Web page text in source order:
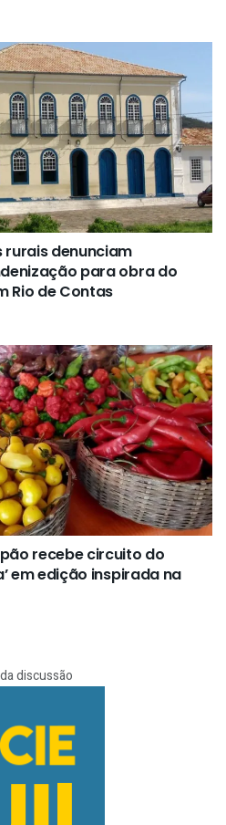
denunciam
para obra do
Rio de Contas
recebe circuito do
em edição inspirada na
discussão